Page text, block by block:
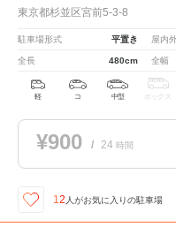
東京都杉並区宮前5-3-8
駐車場形式 平置き 屋内
全長 480cm 全幅
軽 コ 中型 ボックス
¥900 / 24 時間
12 人がお気に入りの駐車場